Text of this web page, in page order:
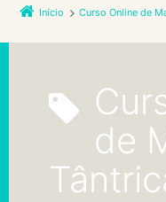
Início Curso Online de
Curso Online
de